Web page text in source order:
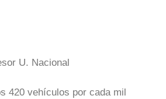
U. Nacional
420 vehículos por cada mil